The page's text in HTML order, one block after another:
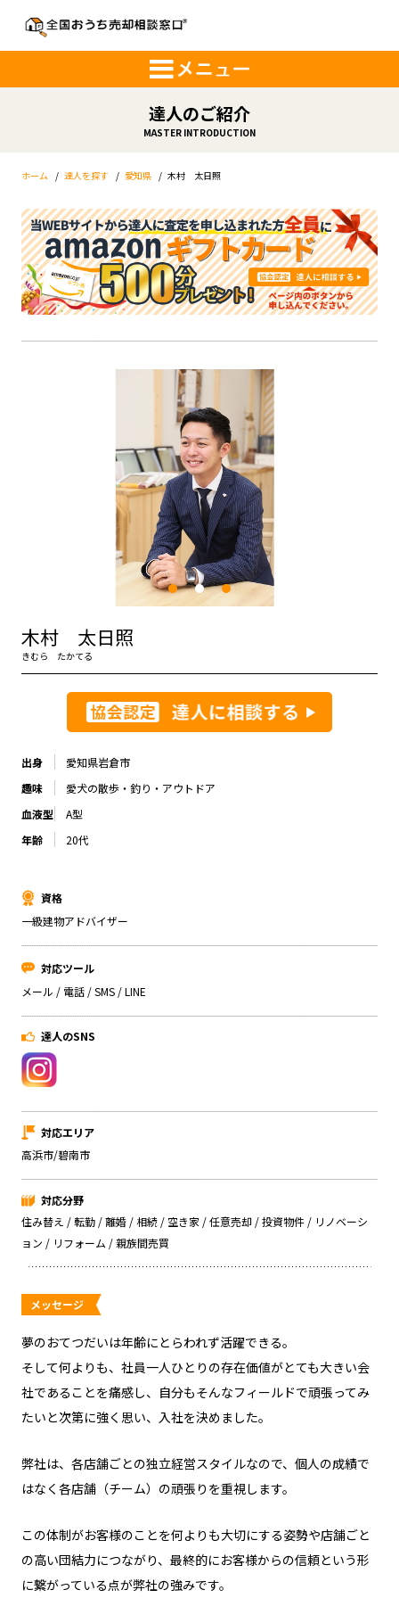
達人のご紹介
MASTER INTRODUCTION
ホーム / 達人を探す / 愛知県 / 木村 太日照
木村 太日照
きむら たかてる
出身
愛知県岩倉市
趣味
愛犬の散歩・釣り・アウトドア
血液型
A型
年齢
20代
資格
一級建物アドバイザー
対応ツール
メール / 電話 / SMS / LINE
達人のSNS
対応エリア
高浜市/碧南市
対応分野
住み替え / 転勤 / 離婚 / 相続 / 空き家 / 任意売却 / 投資物件 / リノベーシ
ョン / リフォーム / 親族間売買
メッセージ
夢のおてつだいは年齢にとらわれず活躍できる。
そして何よりも、社員一人ひとりの存在価値がとても大きい会
社であることを痛感し、自分もそんなフィールドで頑張ってみ
たいと次第に強く思い、入社を決めました。
弊社は、各店舗ごとの独立経営スタイルなので、個人の成績で
はなく各店舗（チーム）の頑張りを重視します。
この体制がお客様のことを何よりも大切にする姿勢や店舗ごと
の高い団結力につながり、最終的にお客様からの信頼という形
に繋がっている点が弊社の強みです。